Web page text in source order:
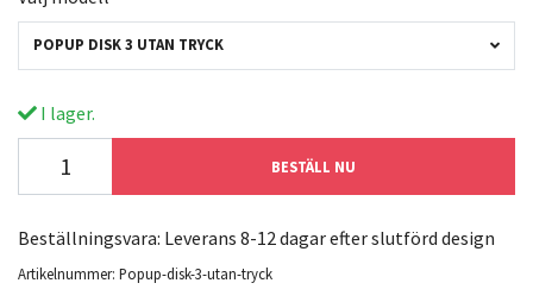
POPUP DISK 3 UTAN TRYCK
I lager.
BESTÄLL NU
Beställningsvara: Leverans 8-12 dagar efter slutförd design
Artikelnummer: Popup-disk-3-utan-tryck